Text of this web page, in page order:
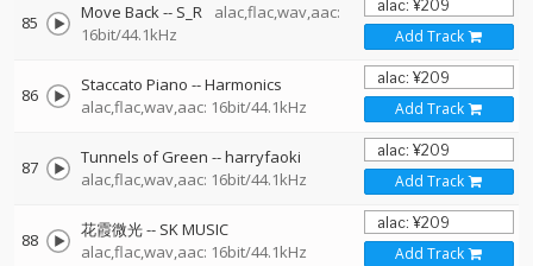
85 Move Back-- S_R
alac,flac,wav,aac:
16bit/44.1kHz
Add Track
86 Staccato Piano --Harmonics
alac,flac,wav,aac: 16bit/44.1kHz
Add Track
87 Tunnels of Green --harryfaoki
alac,flac,wav,aac: 16bit/44.1kHz
Add Track
88 花霞微光-- SK MUSIC
alac,flac,wav,aac: 16bit/44.1kHz
Add Track